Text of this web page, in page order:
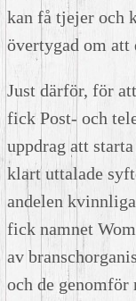
kan få tjejer och
övertygad om att
Just därför, för
fick Post- och
uppdrag att
klart uttalade
andelen
fick namnet
av
och de genomför